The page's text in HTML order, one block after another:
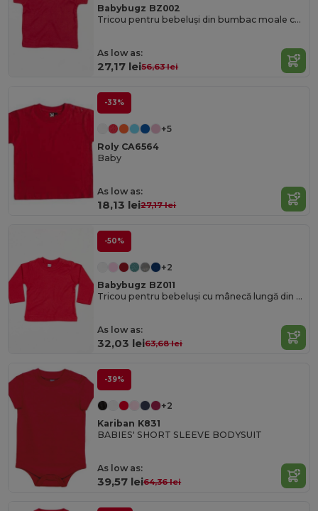
Babybugz BZ002
Tricou pentru bebeluși din bumbac moale cu capse pe umăr
As low as:
27,17 lei56,63 lei
-33%
+5
Roly CA6564
Baby
As low as:
18,13 lei27,17 lei
-50%
+2
Babybugz BZ011
Tricou pentru bebeluși cu mânecă lungă din bumbac Cozy cu capse ușoare
As low as:
32,03 lei63,68 lei
-39%
+2
Kariban K831
BABIES' SHORT SLEEVE BODYSUIT
As low as:
39,57 lei64,36 lei